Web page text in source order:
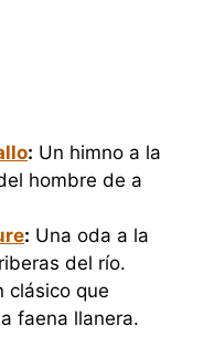
: Un himno a la
hombre de a
: Una oda a la
del río.
clásico que
faena llanera.